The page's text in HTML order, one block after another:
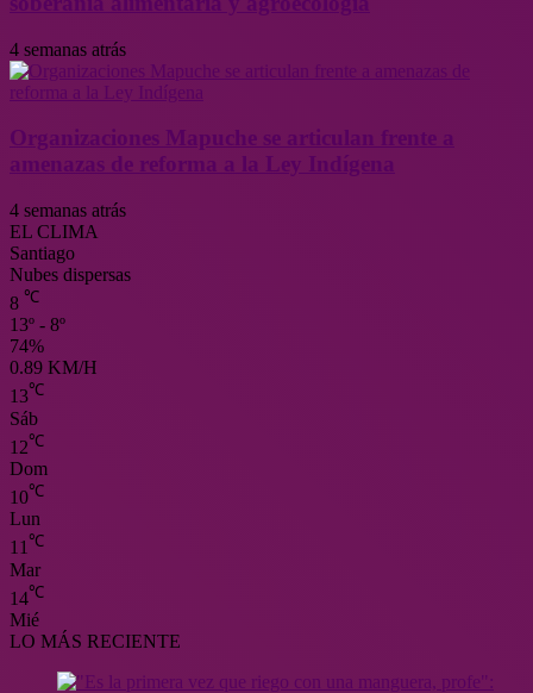
4 semanas atrás
Organizaciones Mapuche se articulan frente a
amenazas de reforma a la Ley Indígena
4 semanas atrás
EL CLIMA
Santiago
Nubes dispersas
8 ℃
13º - 8º
74%
0.89 KM/H
13℃
Sáb
12℃
Dom
10℃
Lun
11℃
Mar
14℃
Mié
LO MÁS RECIENTE